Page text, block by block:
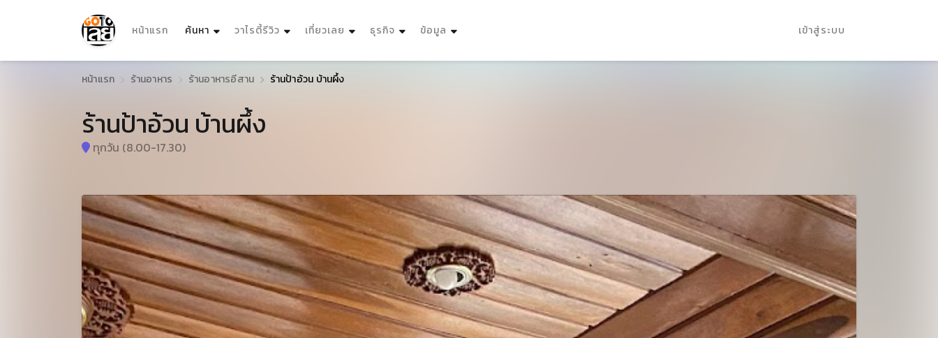
หน้าแรก ค้นหา (current)วาไรตี้รีวิว เที่ยวเลย ธุรกิจ ข้อมูล เข้าสู่ระบบ
หน้าแรก ร้านอาหาร ร้านอาหารอีสาน ร้านป้าอ้วน บ้านผึ้ง
ร้านป้าอ้วน บ้านผึ้ง
ทุกวัน (8.00-17.30)